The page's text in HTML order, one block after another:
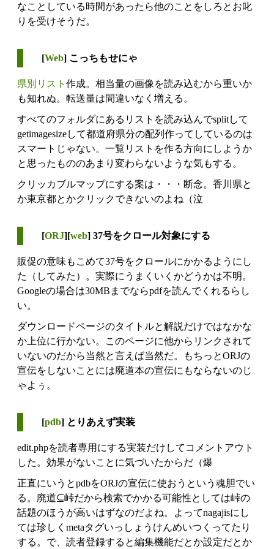
なことしている時間があったら他のことをしろとお叱
りを受けそうだ。
[Web] こっちもせにゃ
県別リスト 作成。相当量の画像を読み込むから重いか
も知れぬ。転送量は間違いなく増える。
すべてのフォルダにあるリストを読み込んでsplitして
getimagesizeして都道府県分の配列作ってしているのは
スマートじゃない。一覧リストを作る方向にしようか
と思ったもののあまり変わらないような気もする。
クリッカブルマップにする案は・・・断念。香川県と
か東京都とかクリックできないのよね（泣
[ORJ][web] 37号をクロール対象にする
販促の意味もこめて37号をクロールにかかるようにし
た（してみた）。実際にうまくいくかどうかは不明。
Googleの場合は30MBまでならpdfを読んでくれるらし
い。
ダウンロードページのタイトルと解説だけではなかな
か上位に行かない。このページに他からリンクされて
いないのだから当然と言えば当然だ。もちっとORJの
宣伝をしないことには廃道本の宣伝にもならないのじ
ゃよぅ。
[pdb] とりあえず実装
edit.phpを読者専用にする実装だけしてコメントアウト
した。効果がないことに気づいたからだ（爆
正直にいうとpdbをORJの宣伝に使おうという魂胆でい
る。廃道⊆峠だから検索でかかる可能性としては峠の
話題のほうが高いはずなのだよね。よってnagajisにし
ては珍しくmetaタグいっしょうけんめいつくってたり
する。で、読者登録すると編集機能だとか設定だとか